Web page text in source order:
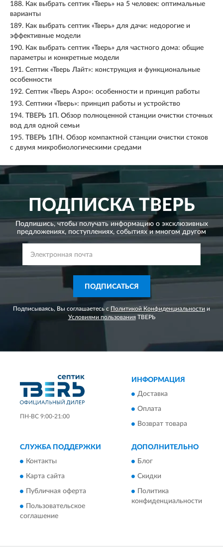
188. Как выбрать септик «Тверь» на 5 человек: оптимальные
варианты
189. Как выбрать септик «Тверь» для дачи: недорогие и
эффективные модели
190. Как выбрать септик «Тверь» для частного дома: общие
параметры и конкретные модели
191. Септик «Тверь Лайт»: конструкция и функциональные
особенности
192. Септик «Тверь Аэро»: особенности и принцип работы
193. Септики «Тверь»: принцип работы и устройство
194. ТВЕРЬ 1П. Обзор полноценной станции очистки сточных
вод для одной семьи
195. ТВЕРЬ 1ПН. Обзор компактной станции очистки стоков
с двумя микробиологическими средами
ПОДПИСКА ТВЕРЬ
Подпишись, чтобы получать информацию о эксклюзивных
предложениях, поступлениях, событиях и многом другом
ПОДПИСАТЬСЯ
Подписываясь, Вы соглашаетесь с Политикой Конфиденциальности и
Условиями пользованияТВЕРЬ
ПН-ВС 9:00-21:00
ИНФОРМАЦИЯ
Доставка
Оплата
Возврат товара
СЛУЖБА ПОДДЕРЖКИ
Контакты
Карта сайта
Публичная оферта
Пользовательское
соглашение
ДОПОЛНИТЕЛЬНО
Блог
Скидки
Политика
конфиденциальности